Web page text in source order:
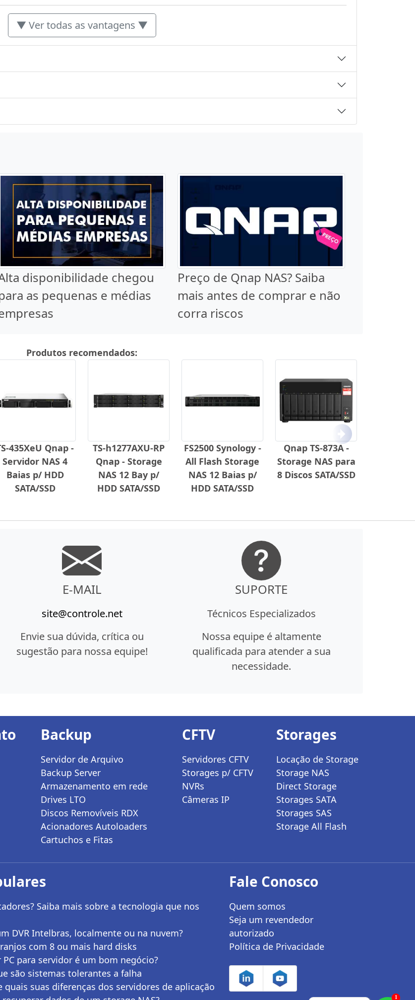
▼ Ver todas as vantagens ▼
disponibilidade chegou
as pequenas e médias
Preço de Qnap NAS? Saiba
mais antes de comprar e não
corra riscos
Produtos recomendados:
435XeU Qnap -
Servidor NAS 4
Baias p/ HDD
SATA/SSD
TS-h1277AXU-RP
Qnap - Storage
NAS 12 Bay p/
HDD SATA/SSD
FS2500 Synology -
All Flash Storage
NAS 12 Baias p/
HDD SATA/SSD
Qnap TS-873A -
Storage NAS para
8 Discos SATA/SSD
Próximo
E-MAIL
site@controle.net
Envie sua dúvida, crítica ou
sugestão para nossa equipe!
SUPORTE
Técnicos Especializados
Nossa equipe é altamente
qualificada para atender a sua
necessidade.
Backup
Servidor de Arquivo
Backup Server
Armazenamento em rede
Drives LTO
Discos Removíveis RDX
Acionadores Autoloaders
Cartuchos e Fitas
CFTV
Servidores CFTV
Storages p/ CFTV
NVRs
Câmeras IP
Storages
Locação de Storage
Storage NAS
Direct Storage
Storages SATA
Storages SAS
Storage All Flash
Saiba mais sobre a tecnologia que nos
DVR Intelbras, localmente ou na nuvem?
com 8 ou mais hard disks
para servidor é um bom negócio?
são sistemas tolerantes a falha
quais suas diferenças dos servidores de aplicação
Fale Conosco
Quem somos
Seja um revendedor
autorizado
Política de Privacidade
1